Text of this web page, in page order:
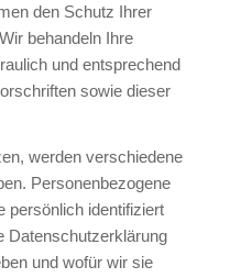
den Schutz Ihrer
behandeln Ihre
und entsprechend
sowie dieser
werden verschiedene
Personenbezogene
persönlich identifiziert
Datenschutzerklärung
und wofür wir sie